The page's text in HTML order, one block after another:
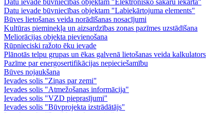
Datu ievade būvniecības objektam "Labiekārtojuma elements"
Būves lietošanas veida norādīšanas nosacījumi
Kultūras pieminekļa un aizsardzības zonas pazīmes uzstādīšana
Meliorācijas objekta pievienošana
Rūpnieciski ražoto ēku ievade
Plānotās telpu grupas un ēkas galvenā lietošanas veida kalkulators
Pazīme par energosertifikācijas nepieciešamību
Būves nojaukšana
Ievades solis "Ziņas par zemi"
Ievades solis "Atmežošanas informācija"
Ievades solis "VZD pieprasījumi"
Ievades solis "Būvprojekta izstrādātājs"